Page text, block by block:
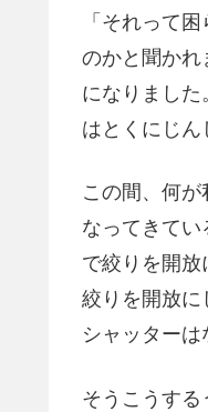
「それって
のかと聞かれ
になりまし
はとくにじん
この間、何
なってきて
で絞りを開放
絞りを開放に
シャッターは
そうこうす